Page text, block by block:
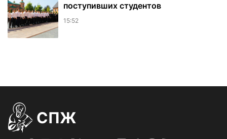
поступивших студентов
15:52
СПЖ